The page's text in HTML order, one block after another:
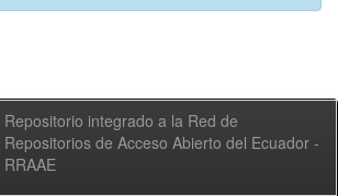
Repositorio integrado a la Red de
Repositorios de Acceso Abierto del Ecuador -
RRAAE